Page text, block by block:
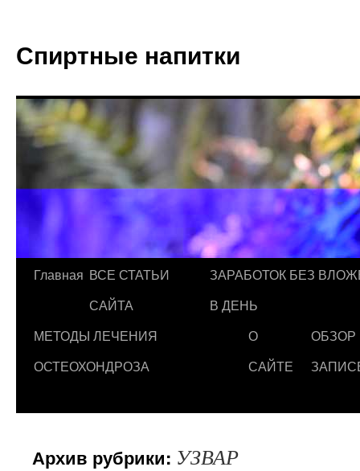
Спиртные напитки
Главная ВСЕ СТАТЬИ
САЙТА
ЗАРАБОТОК БЕЗ
В ДЕНЬ
МЕТОДЫ ЛЕЧЕНИЯ
ОСТЕОХОНДРОЗА
О
САЙТЕ
ОБЗОР
Архив рубрики: УЗВАР